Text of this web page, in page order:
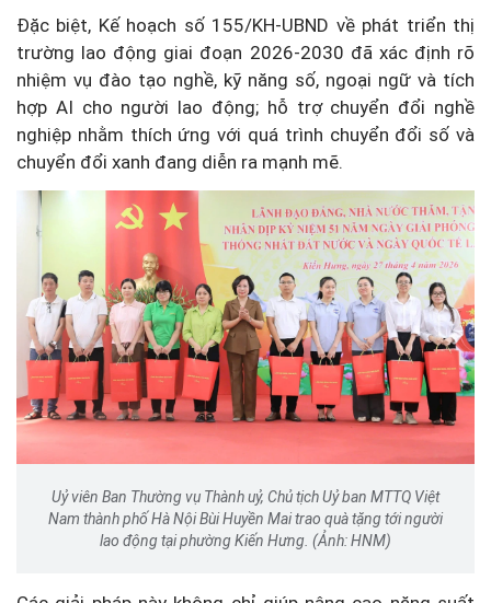
Đặc biệt, Kế hoạch số 155/KH-UBND về phát triển thị
trường lao động giai đoạn 2026-2030 đã xác định rõ
nhiệm vụ đào tạo nghề, kỹ năng số, ngoại ngữ và tích
hợp AI cho người lao động; hỗ trợ chuyển đổi nghề
nghiệp nhằm thích ứng với quá trình chuyển đổi số và
chuyển đổi xanh đang diễn ra mạnh mẽ.
Uỷ viên Ban Thường vụ Thành uỷ, Chủ tịch Uỷ ban MTTQ Việt
Nam thành phố Hà Nội Bùi Huyền Mai trao quà tặng tới người
lao động tại phường Kiến Hưng. (Ảnh: HNM)